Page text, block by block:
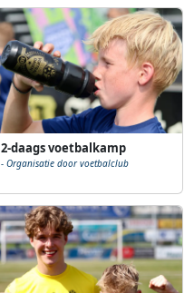
2-daags voetbalkamp
- Organisatie door voetbalclub